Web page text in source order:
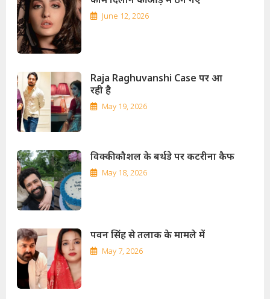
June 12, 2026
Raja Raghuvanshi Case पर आ
रही है
May 19, 2026
विक्की कौशल के बर्थडे पर कटरीना कैफ
May 18, 2026
पवन सिंह से तलाक के मामले में
May 7, 2026